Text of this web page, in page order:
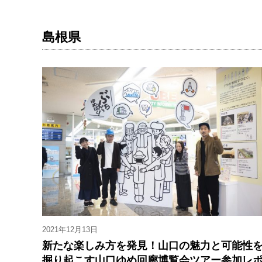
島根県
2021年12月13日
新たな楽しみ方を発見！山口の魅力と可能性